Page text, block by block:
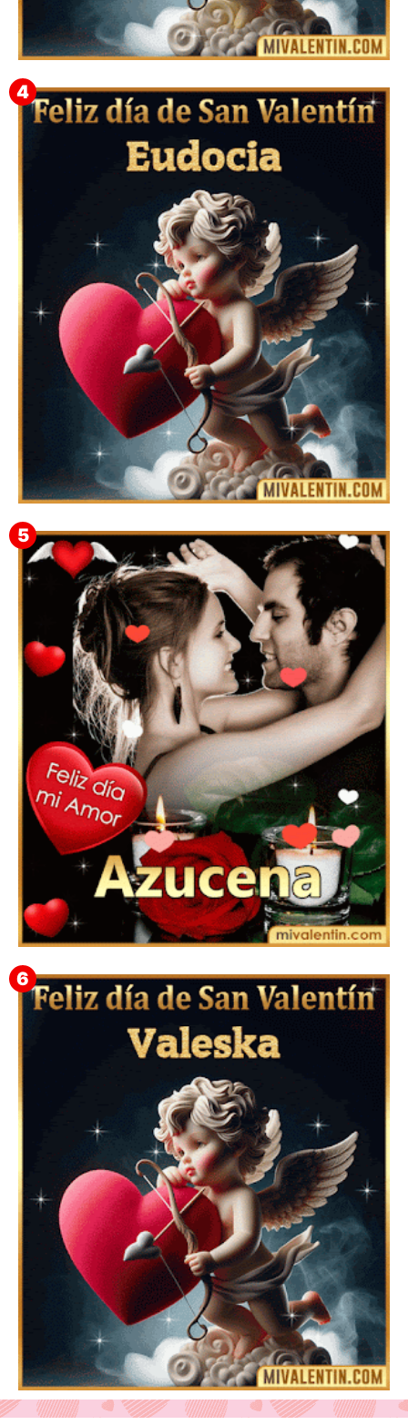
Feliz San Valentín Delsy
Feliz San Valentín Eudocia
Feliz San Valentín Azucena